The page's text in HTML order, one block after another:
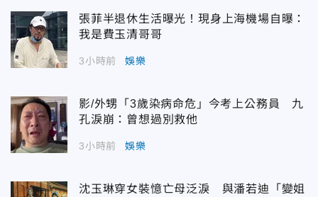
張菲半退休生活曝光！現身上海機場自曝：
我是費玉清哥哥
3小時前 娛樂
影/外甥「3歲染病命危」今考上公務員 九
孔淚崩：曾想過別救他
3小時前 娛樂
沈玉琳穿女裝憶亡母泛淚 與潘若迪「變姐